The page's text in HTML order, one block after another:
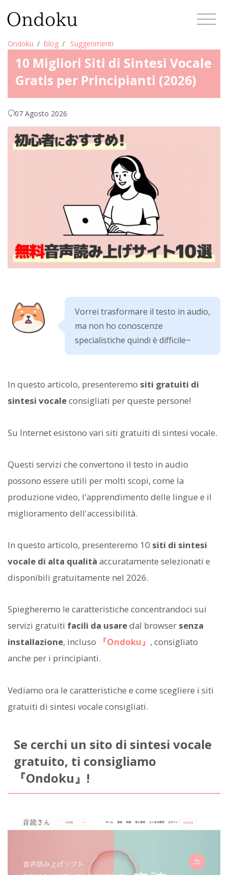
Ondoku Blog Suggerimenti
10 Migliori Siti di Sintesi Vocale
Gratis per Principianti (2026)
07 Agosto 2026
Vorrei trasformare il testo in audio,
ma non ho conoscenze
specialistiche quindi è difficile~
In questo articolo, presenteremo siti gratuiti di
sintesi vocaleconsigliati per queste persone!
Su Internet esistono vari siti gratuiti di sintesi vocale.
Questi servizi che convertono il testo in audio
possono essere utili per molti scopi, come la
produzione video, l'apprendimento delle lingue e il
miglioramento dell'accessibilità.
In questo articolo, presenteremo 10 siti di sintesi
vocale di alta qualità accuratamente selezionati e
disponibili gratuitamente nel 2026.
Spiegheremo le caratteristiche concentrandoci sui
servizi gratuiti facili da usaredal browser senza
installazione, incluso 『Ondoku』 , consigliato
anche per i principianti.
Vediamo ora le caratteristiche e come scegliere i siti
gratuiti di sintesi vocale consigliati.
Se cerchi un sito di sintesi vocale
gratuito, ti consigliamo
『Ondoku』!